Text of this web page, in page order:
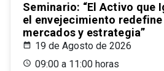
Seminario: “El Activo que
el envejecimiento
mercados y estrategia”
19 de Agosto de 2026
09:00 a 11:00 horas